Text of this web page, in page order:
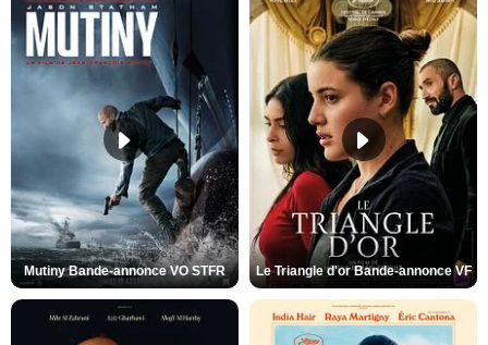
Mutiny Bande-annonce VO STFR Le Triangle d'or Bande-annonce VF